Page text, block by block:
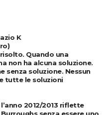
K
Quando una
non ha alcuna soluzione.
senza soluzione. Nessun
tutte le soluzioni
2012/2013 riflette